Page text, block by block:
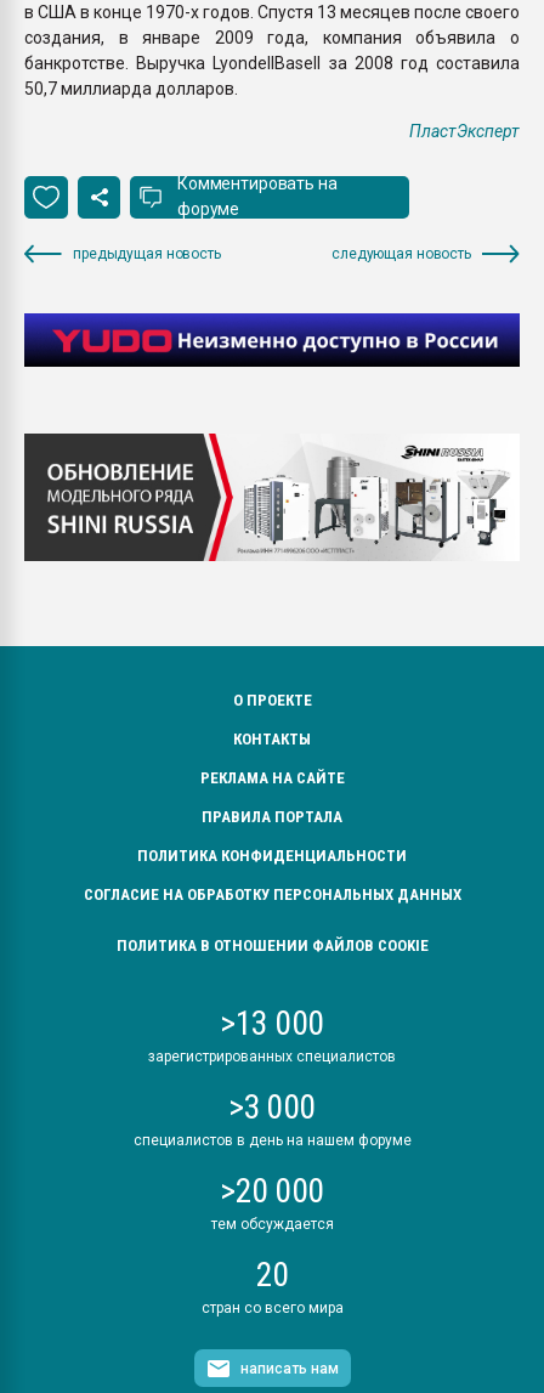
в США в конце 1970-х годов. Спустя 13 месяцев после своего
создания, в январе 2009 года, компания объявила о
банкротстве. Выручка LyondellBasell за 2008 год составила
50,7 миллиарда долларов.
ПластЭксперт
Комментировать на
форуме
предыдущая новость следующая новость
О ПРОЕКТЕ
КОНТАКТЫ
РЕКЛАМА НА САЙТЕ
ПРАВИЛА ПОРТАЛА
ПОЛИТИКА КОНФИДЕНЦИАЛЬНОСТИ
СОГЛАСИЕ НА ОБРАБОТКУ ПЕРСОНАЛЬНЫХ ДАННЫХ
ПОЛИТИКА В ОТНОШЕНИИ ФАЙЛОВ COOKIE
>13 000
зарегистрированных специалистов
>3 000
специалистов в день на нашем форуме
>20 000
тем обсуждается
20
стран со всего мира
написать нам